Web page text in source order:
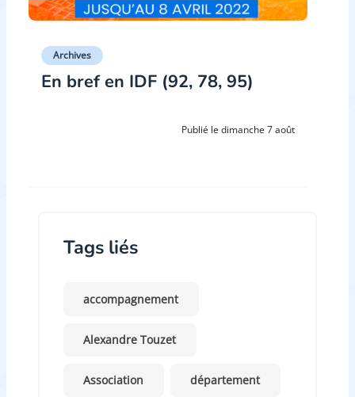
Archives
En bref en IDF (92, 78, 95)
Publié le dimanche 7 août
Tags liés
accompagnement
Alexandre Touzet
Association département